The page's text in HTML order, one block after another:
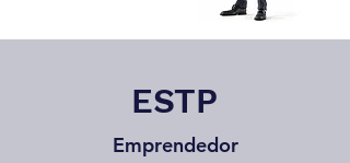
ESTP
Emprendedor